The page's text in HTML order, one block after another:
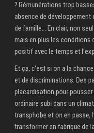
? Rémunérations trop
absence de développement
de famille… En clair, non
mais en plus les conditions
positif avec le temps et
Et ça, c’est si on a la
et de discriminations. Des
placardisation pour pousser
ordinaire subi dans un
transphobe et on en passe,
transformer en fabrique de